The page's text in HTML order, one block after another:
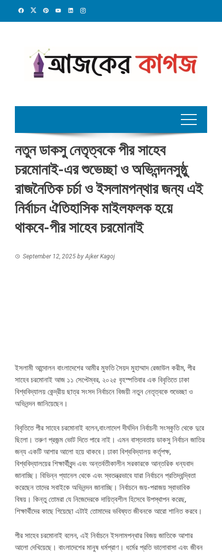
নতুন ডাকসু নেতৃত্বকে পীর সাহেব
চরমোনাই-এর শুভেচ্ছা ও অভিনন্দনসুষ্ঠু
রাজনৈতিক চর্চা ও ইসলামপন্থার জন্য এই
নির্বাচন ঐতিহাসিক মাইলফলক হয়ে
থাকবে-পীর সাহেব চরমোনাই
September 12, 2025 byAjker Kagoj
ইসলামী আন্দোলন বাংলাদেশের আমীর মুফতি সৈয়দ মুহাম্মাদ রেজাউল করীম, পীর
সাহেব চরমোনাই আজ ১১ সেপ্টেম্বর, ২০২৫ বৃহস্পতিবার এক বিবৃতিতে ঢাকা
বিশ্ববিদ্যালয় কেন্দ্রীয় ছাত্র সংসদ নির্বাচনে বিজয়ী নতুন নেতৃত্বকে শুভেচ্ছা ও
অভিনন্দন জানিয়েছেন।
বিবৃতিতে পীর সাহেব চরমোনাই বলেন,বাংলাদেশ দীর্ঘদিন নির্বাচনী সংস্কৃতি থেকে দুরে
ছিলো। তরুণ প্রজন্ম ভোট দিতে পারে নাই। এমন বাস্তবতায় ডাকসু নির্বাচন জাতির
জন্য একটি আশার আলো হয়ে থাকবে। ঢাকা বিশ্ববিদ্যালয় কর্তৃপক্ষ,
বিশ্ববিদ্যালয়ের শিক্ষার্থীবৃন্দ এবং অন্তর্বতীকালীন সরকারকে আন্তরিক ধন্যবাদ
জানাচ্ছি। বিভিন্ন প্যানেল থেকে এবং স্বতন্ত্রভাবে যারা নির্বাচনে প্রতিদ্বন্দ্বিতা
করেছেন তাদের সবাইকে অভিনন্দন জানাচ্ছি। নির্বাচনে জয়-পরাজয় স্বাভাবিক
বিষয়। কিন্তু তোমরা যে নিজেদেরকে দায়িত্বশীল হিসেবে উপস্থাপন করেছ,
শিক্ষার্থীদের কাছে গিয়েছো এটাই তোমাদের ভবিষ্যত জীবনকে আরো শানিত করবে।
পীর সাহেব চরমোনাই বলেন, এই নির্বাচনে ইসলামপন্থার বিজয় জাতিকে আশার
আলো দেখিয়েছে। বাংলাদেশের মানুষ ধর্মপ্রাণ। ধর্মের প্রতি ভালোবাসা এবং জীবন